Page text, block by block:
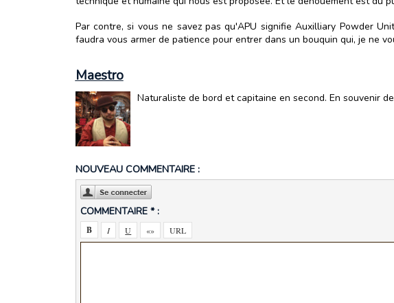
Par contre, si vous ne savez pas qu'APU signifie Auxilliary Powder
faudra vous armer de patience pour entrer dans un bouquin qui, je ne
Maestro
Naturaliste de bord et capitaine en second. En souvenir
NOUVEAU COMMENTAIRE :
COMMENTAIRE * :